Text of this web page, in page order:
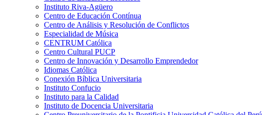
Instituto Riva-Agüero
Centro de Educación Contínua
Centro de Análisis y Resolución de Conflictos
Especialidad de Música
CENTRUM Católica
Centro Cultural PUCP
Centro de Innovación y Desarrollo Emprendedor
Idiomas Católica
Conexión Bíblica Universitaria
Instituto Confucio
Instituto para la Calidad
Instituto de Docencia Universitaria